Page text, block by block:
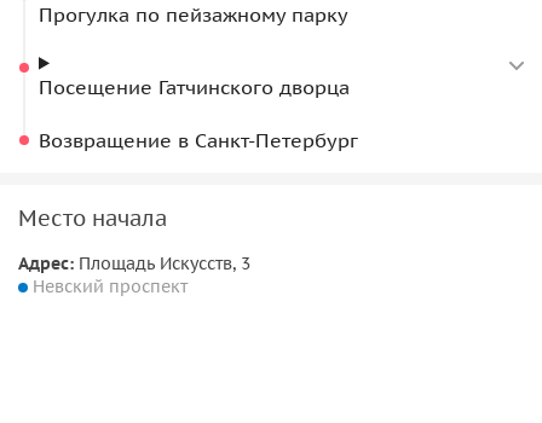
Прогулка по пейзажному парку
Посещение Гатчинского дворца
Возвращение в Санкт-Петербург
Место начала
Адрес: Площадь Искусств, 3
Невский проспект